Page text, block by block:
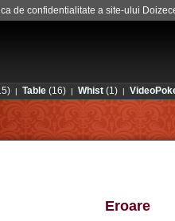
de confidentialitate a site-ului
| Table (16) | Whist (1) |
Eroare